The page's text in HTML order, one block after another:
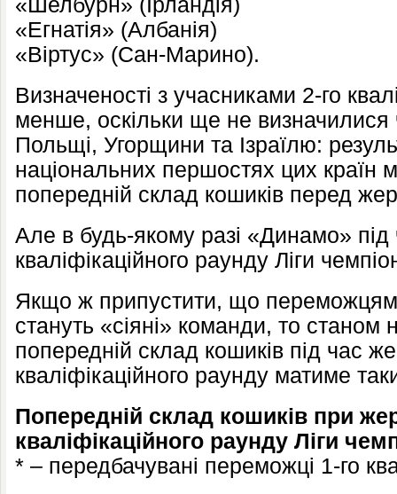
«Шелбурн» (Ірландія)
«Егнатія» (Албанія)
«Віртус» (Сан-Марино).
Визначеності з учасниками 2-го
менше, оскільки ще не визначилися
Польщі, Угорщини та Ізраїлю:
національних першостях цих країн
попередній склад кошиків перед
Але в будь-якому разі «Динамо»
кваліфікаційного раунду Ліги
Якщо ж припустити, що
стануть «сіяні» команди, то
попередній склад кошиків під час
кваліфікаційного раунду матиме
Попередній склад кошиків при
кваліфікаційного раунду Ліги
* – передбачувані переможці 1-го